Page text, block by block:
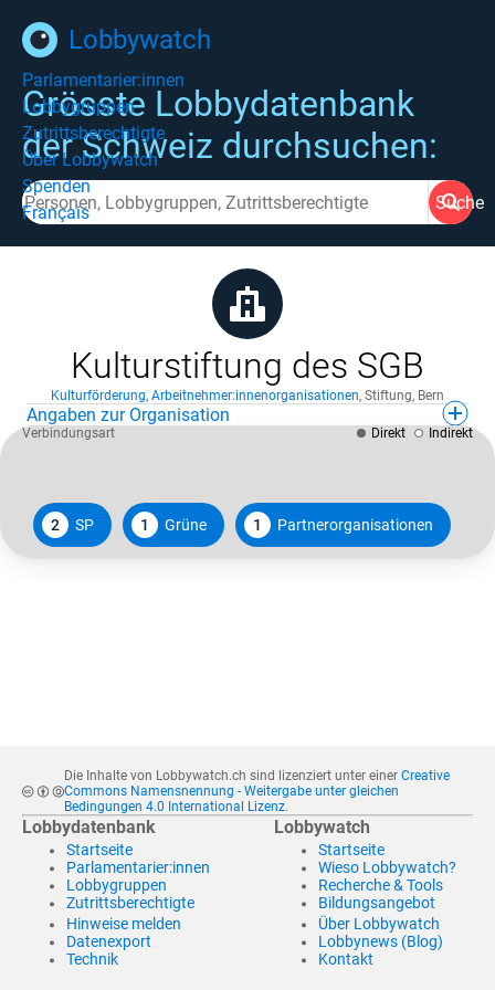
Lobbywatch
Parlamentarier:innen
Lobbygruppen
Zutrittsberechtigte
Über Lobbywatch
Spenden
Français
Grösste Lobbydatenbank
der Schweiz durchsuchen:
Suche
Kulturstiftung des SGB
Kulturförderung, Arbeitnehmer:innenorganisationen, Stiftung, Bern
Angaben zur Organisation
2 SP 1 Grüne 1 Partnerorganisationen
Verbindungsart Direkt Indirekt
Die Inhalte von Lobbywatch.ch sind lizenziert unter einer Creative
Commons Namensnennung - Weitergabe unter gleichen
Bedingungen 4.0 International Lizenz.
Lobbydatenbank
Startseite
Parlamentarier:innen
Lobbygruppen
Zutrittsberechtigte
Hinweise melden
Datenexport
Technik
Lobbywatch
Startseite
Wieso Lobbywatch?
Recherche & Tools
Bildungsangebot
Über Lobbywatch
Lobbynews (Blog)
Kontakt